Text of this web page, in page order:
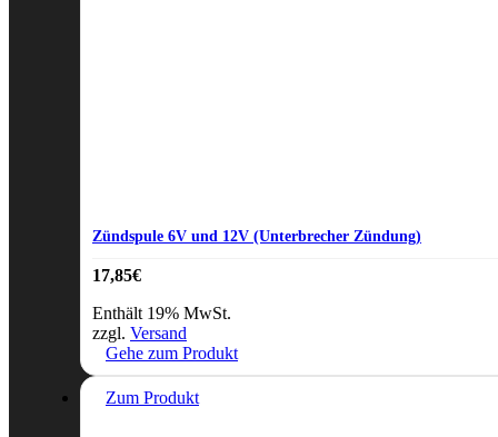
Zündspule 6V und 12V (Unterbrecher Zündung)
17,85€
Enthält 19% MwSt.
zzgl. Versand
Gehe zum Produkt
Zum Produkt